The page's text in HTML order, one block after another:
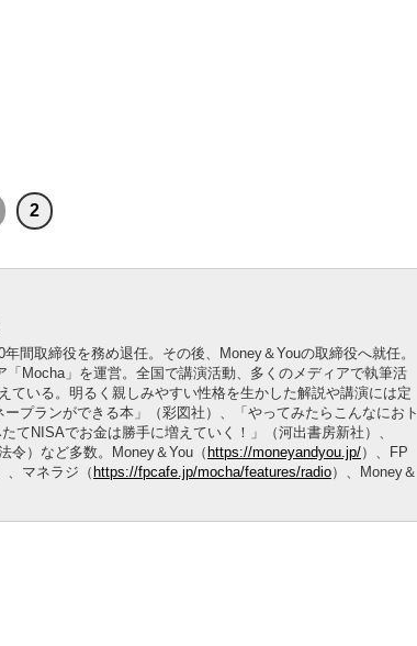
2
間取締役を務め退任。その後、Money＆Youの取締役へ就任。
Mocha」を運営。全国で講演活動、多くのメディアで執筆活
いる。明るく親しみやすい性格を生かした解説や講演には定
プランができる本」（彩図社）、「やってみたらこんなにおト
てNISAでお金は勝手に増えていく！」（河出書房新社）、
令）など多数。Money＆You（ https://moneyandyou.jp/）、FP
、マネラジ（ https://fpcafe.jp/mocha/features/radio）、Money＆